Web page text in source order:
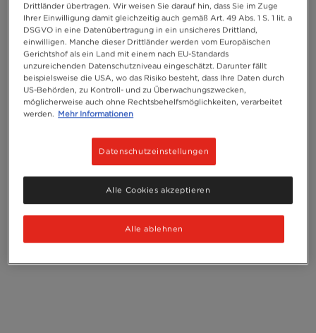
Drittländer übertragen. Wir weisen Sie darauf hin, dass Sie im Zuge
Ihrer Einwilligung damit gleichzeitig auch gemäß Art. 49 Abs. 1 S. 1 lit. a
DSGVO in eine Datenübertragung in ein unsicheres Drittland,
einwilligen. Manche dieser Drittländer werden vom Europäischen
Gerichtshof als ein Land mit einem nach EU-Standards
unzureichenden Datenschutzniveau eingeschätzt. Darunter fällt
beispielsweise die USA, wo das Risiko besteht, dass Ihre Daten durch
US-Behörden, zu Kontroll- und zu Überwachungszwecken,
möglicherweise auch ohne Rechtsbehelfsmöglichkeiten, verarbeitet
werden. Mehr Informationen
Datenschutzeinstellungen
Alle ablehnen
Alle Cookies akzeptieren